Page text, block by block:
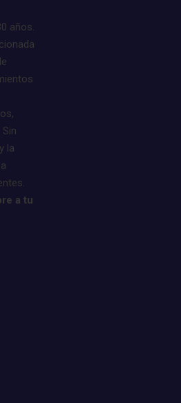
años.
la
a tu